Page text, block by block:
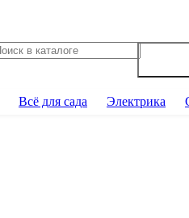
Всё для сада Электрика